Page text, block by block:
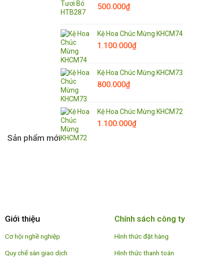
Sản phẩm mới
500.000₫
Kệ Hoa Chúc Mừng KHCM74
1.100.000₫
Kệ Hoa Chúc Mừng KHCM73
800.000₫
Kệ Hoa Chúc Mừng KHCM72
1.100.000₫
Giới thiệu
Cơ hội nghề nghiệp
Quy chế sàn giao dịch
Chính sách công ty
Hình thức đặt hàng
Hình thức thanh toán